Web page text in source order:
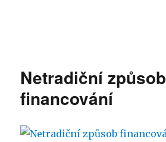
Netradiční způsob
financování